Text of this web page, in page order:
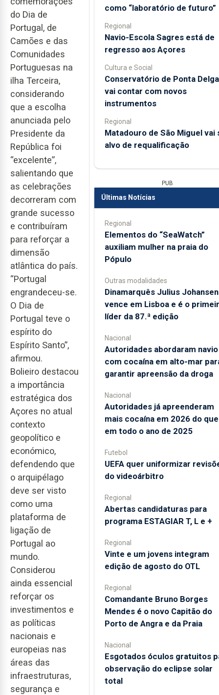
do Dia de
Portugal, de
Camões e das
Comunidades
Portuguesas na
ilha Terceira,
considerando
que a escolha
anunciada pelo
Presidente da
República foi
“excelente”,
salientando que
as celebrações
decorreram com
grande sucesso
e contribuíram
para reforçar a
dimensão
atlântica do país.
“Portugal
engrandeceu-se.
O Dia de
Portugal teve o
espírito do
Espírito Santo”,
afirmou.
Bolieiro destacou
a importância
estratégica dos
Açores no atual
contexto
geopolítico e
económico,
defendendo que
o arquipélago
deve ser visto
como uma
plataforma de
ligação de
Portugal ao
mundo.
Considerou
ainda essencial
reforçar os
investimentos e
as políticas
nacionais e
europeias nas
áreas das
infraestruturas,
segurança e
como “laboratório de futuro”
Regional
Navio-Escola Sagres está de
regresso aos Açores
Cultura e Social
Conservatório de Ponta
vai contar com novos
instrumentos
Regional
Matadouro de São Miguel vai
alvo de requalificação
PUB
Últimas Notícias
Regional
​Elementos do “SeaWatch”
auxiliam mulher na praia do
Pópulo
Outras modalidades
Dinamarquês Julius Johansen
vence em Lisboa e é o
líder da 87.ª edição
Nacional
Autoridades abordaram navio
com cocaína em alto-mar
garantir apreensão da droga
Nacional
Autoridades já apreenderam
mais cocaína em 2026 do que
em todo o ano de 2025
Futebol
UEFA quer uniformizar
do videoárbitro
Regional
Abertas candidaturas para
programa ESTAGIAR T, L e +
Regional
Vinte e um jovens integram
edição de agosto do OTL
Regional
Comandante Bruno Borges
Mendes é o novo Capitão do
Porto de Angra e da Praia
Nacional
Esgotados óculos gratuitos
observação do eclipse solar
total